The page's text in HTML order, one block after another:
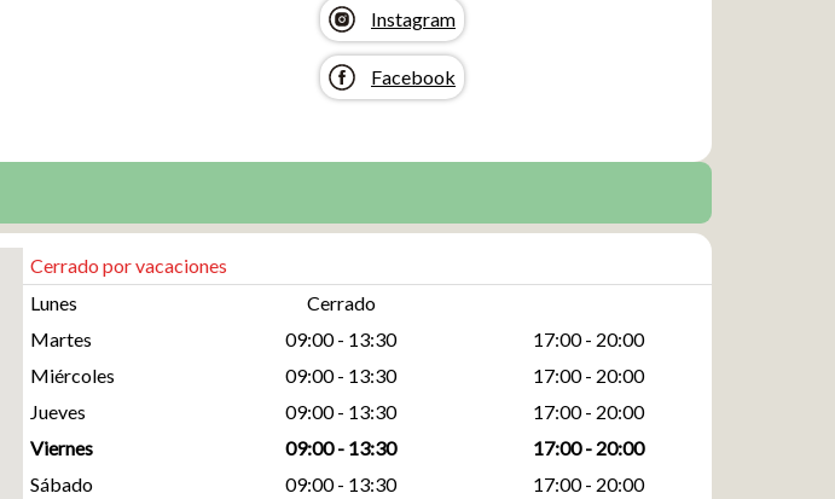
Instagram
Facebook
Cerrado por vacaciones
Lunes
Cerrado
Martes
09:00 - 13:30
17:00 - 20:00
Miércoles
09:00 - 13:30
17:00 - 20:00
Jueves
09:00 - 13:30
17:00 - 20:00
Viernes
09:00 - 13:30
17:00 - 20:00
Sábado
09:00 - 13:30
17:00 - 20:00